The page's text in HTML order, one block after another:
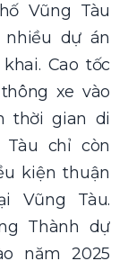
Vũng Tàu
dự án
Cao tốc
xe vào
thời gian di
chỉ còn
kiện thuận
Vũng Tàu.
Thành dự
năm 2025